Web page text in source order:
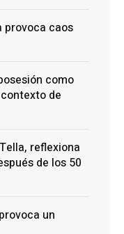
provoca caos
como
de
reflexiona
de los 50
un